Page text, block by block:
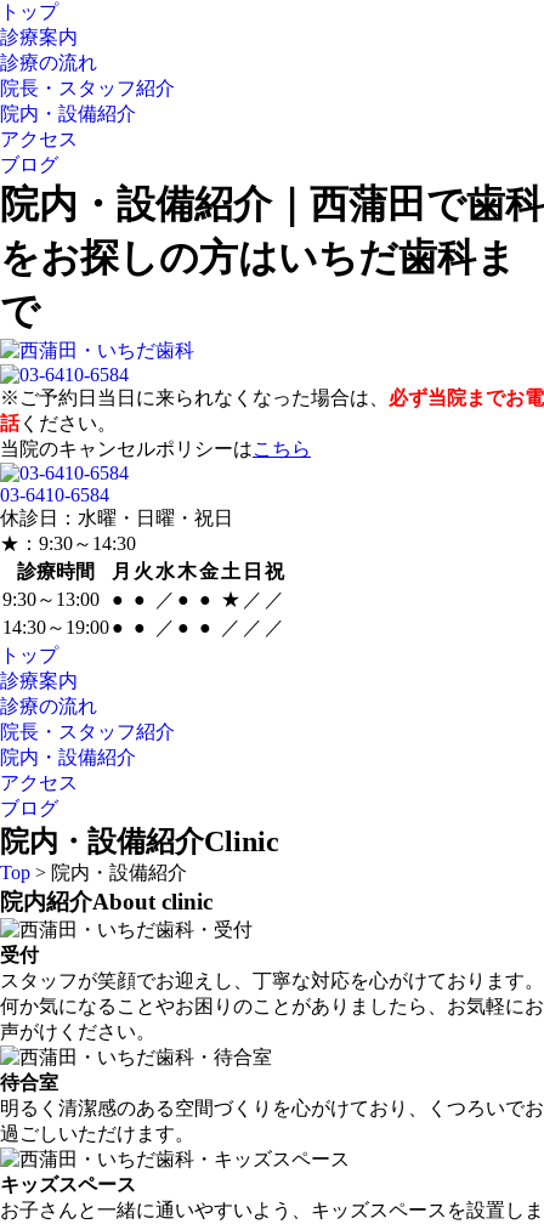
トップ
診療案内
診療の流れ
院長・スタッフ紹介
院内・設備紹介
アクセス
ブログ
院内・設備紹介｜西蒲田で歯科
をお探しの方はいちだ歯科ま
で
※ご予約日当日に来られなくなった場合は、 必ず当院までお電
話ください。
当院のキャンセルポリシーはこちら
03-6410-6584
休診日：水曜・日曜・祝日
★：9:30～14:30
診療時間
月 火 水木金土 日 祝
9:30～13:00
● ● ／ ● ● ★ ／ ／
14:30～19:00● ● ／ ● ● ／ ／ ／
トップ
診療案内
診療の流れ
院長・スタッフ紹介
院内・設備紹介
アクセス
ブログ
院内・設備紹介Clinic
Top > 院内・設備紹介
院内紹介About clinic
受付
スタッフが笑顔でお迎えし、丁寧な対応を心がけております。
何か気になることやお困りのことがありましたら、お気軽にお
声がけください。
待合室
明るく清潔感のある空間づくりを心がけており、くつろいでお
過ごしいただけます。
キッズスペース
お子さんと一緒に通いやすいよう、キッズスペースを設置しま